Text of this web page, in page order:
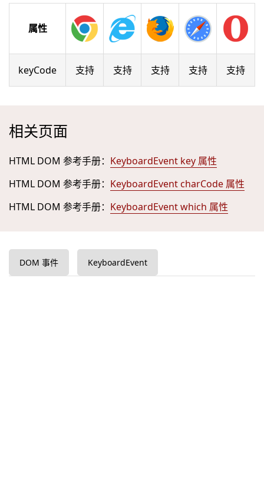
属性
keyCode 支持 支持 支持 支持 支持
相关页面
HTML DOM 参考手册： KeyboardEvent key 属性
HTML DOM 参考手册： KeyboardEvent charCode 属性
HTML DOM 参考手册： KeyboardEvent which 属性
DOM 事件 KeyboardEvent